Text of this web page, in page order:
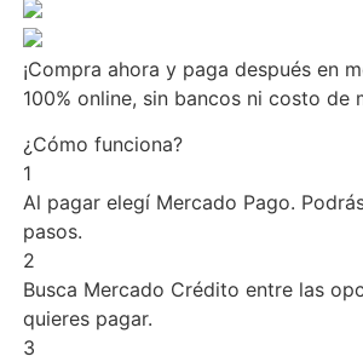
¡Compra ahora y paga después en
100% online, sin bancos ni costo de
¿Cómo funciona?
1
Al pagar elegíMercado Pago.
pasos.
2
Busca Mercado Crédito entre las
quieres pagar.
3